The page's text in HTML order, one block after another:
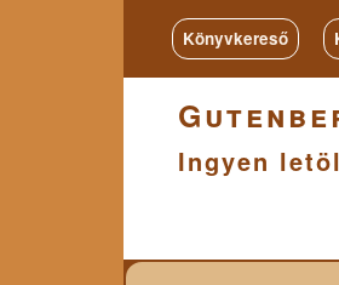
Könyvkereső
Ingyen